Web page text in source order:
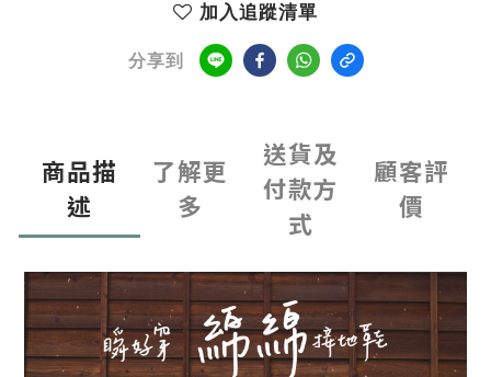
加入追蹤清單
分享到
商品描
述
了解更
多
送貨及
付款方
式
顧客評
價